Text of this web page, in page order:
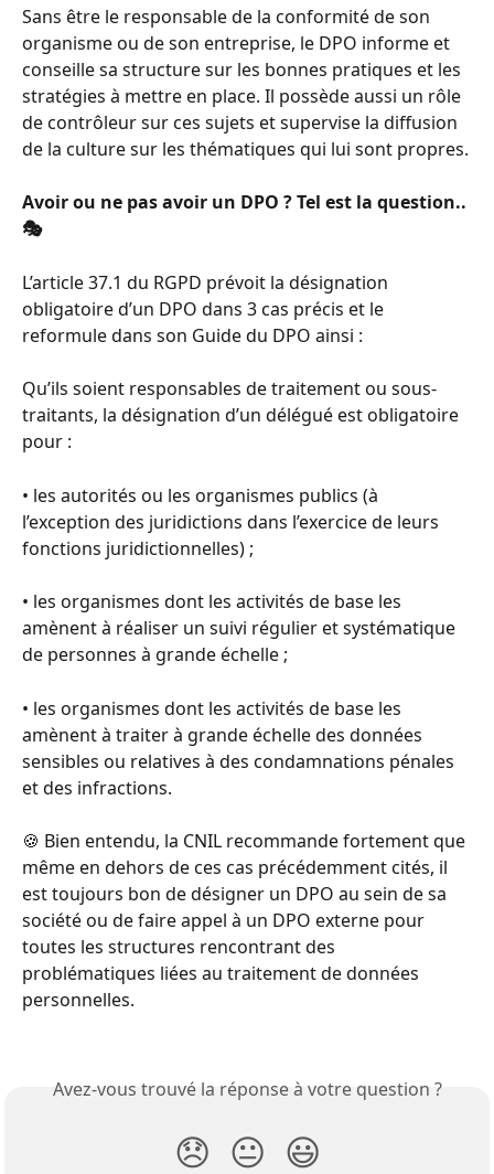
Sans être le responsable de la conformité de son
organisme ou de son entreprise, le DPO informe et
conseille sa structure sur les bonnes pratiques et les
stratégies à mettre en place. Il possède aussi un rôle
de contrôleur sur ces sujets et supervise la diffusion
de la culture sur les thématiques qui lui sont propres.
Avoir ou ne pas avoir un DPO ? Tel est la question..
🎭
L’article 37.1 du RGPD prévoit la désignation
obligatoire d’un DPO dans 3 cas précis et le
reformule dans son Guide du DPO ainsi :
Qu’ils soient responsables de traitement ou sous-
traitants, la désignation d’un délégué est obligatoire
pour :
• les autorités ou les organismes publics (à
l’exception des juridictions dans l’exercice de leurs
fonctions juridictionnelles) ;
• les organismes dont les activités de base les
amènent à réaliser un suivi régulier et systématique
de personnes à grande échelle ;
• les organismes dont les activités de base les
amènent à traiter à grande échelle des données
sensibles ou relatives à des condamnations pénales
et des infractions.
🍪 Bien entendu, la CNIL recommande fortement que
même en dehors de ces cas précédemment cités, il
est toujours bon de désigner un DPO au sein de sa
société ou de faire appel à un DPO externe pour
toutes les structures rencontrant des
problématiques liées au traitement de données
personnelles.
Avez-vous trouvé la réponse à votre question ?
😞 😐 😃